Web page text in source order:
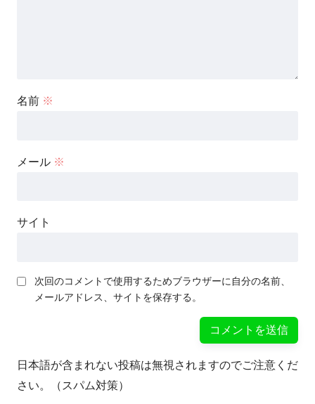
名前 ※
メール ※
サイト
次回のコメントで使用するためブラウザーに自分の名前、
メールアドレス、サイトを保存する。
日本語が含まれない投稿は無視されますのでご注意くだ
さい。（スパム対策）